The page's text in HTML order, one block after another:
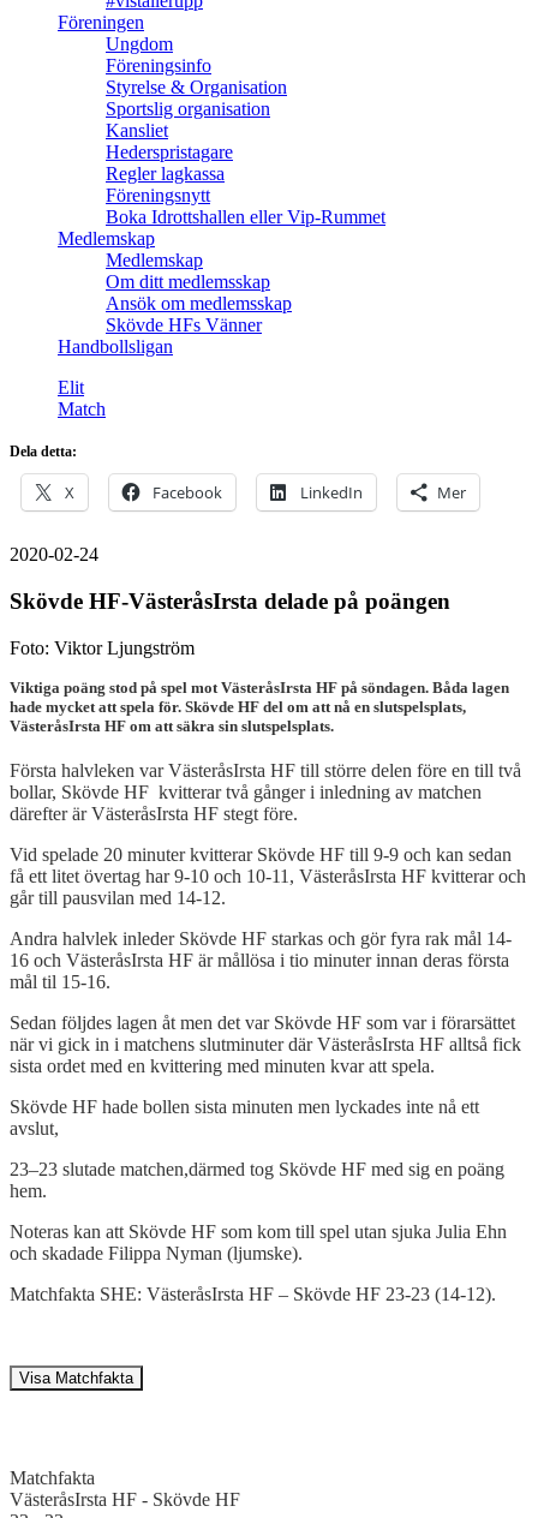
Föreningen
Ungdom
Föreningsinfo
Styrelse & Organisation
Sportslig organisation
Kansliet
Hederspristagare
Regler lagkassa
Föreningsnytt
Boka Idrottshallen eller Vip-Rummet
Medlemskap
Medlemskap
Om ditt medlemsskap
Ansök om medlemsskap
Skövde HFs Vänner
Handbollsligan
Elit
Match
Dela detta:
X Facebook LinkedIn Mer
2020-02-24
Skövde HF-VästeråsIrsta delade på poängen
Foto: Viktor Ljungström
Viktiga poäng stod på spel mot VästeråsIrsta HF på söndagen. Båda lagen
hade mycket att spela för. Skövde HF del om att nå en slutspelsplats,
VästeråsIrsta HF om att säkra sin slutspelsplats.
Första halvleken var VästeråsIrsta HF till större delen före en till två
bollar, Skövde HF kvitterar två gånger i inledning av matchen
därefter är VästeråsIrsta HF stegt före.
Vid spelade 20 minuter kvitterar Skövde HF till 9-9 och kan sedan
få ett litet övertag har 9-10 och 10-11, VästeråsIrsta HF kvitterar och
går till pausvilan med 14-12.
Andra halvlek inleder Skövde HF starkas och gör fyra rak mål 14-
16 och VästeråsIrsta HF är mållösa i tio minuter innan deras första
mål til 15-16.
Sedan följdes lagen åt men det var Skövde HF som var i förarsättet
när vi gick in i matchens slutminuter där VästeråsIrsta HF alltså fick
sista ordet med en kvittering med minuten kvar att spela.
Skövde HF hade bollen sista minuten men lyckades inte nå ett
avslut,
23–23 slutade matchen,därmed tog Skövde HF med sig en poäng
hem.
Noteras kan att Skövde HF som kom till spel utan sjuka Julia Ehn
och skadade Filippa Nyman (ljumske).
Matchfakta SHE: VästeråsIrsta HF – Skövde HF 23-23 (14-12).
Visa Matchfakta
Matchfakta
VästeråsIrsta HF - Skövde HF